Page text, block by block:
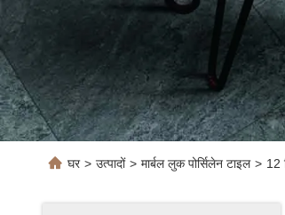
घर > उत्पादों > मार्बल लुक पोर्सिलेन टाइल > 12